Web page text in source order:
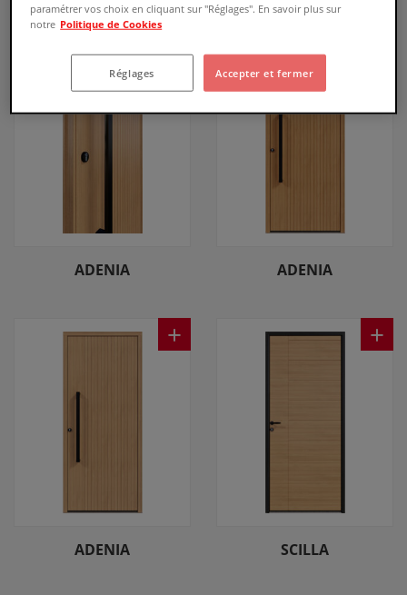
ADENIA
+
ADENIA
ADENIA
+
SCILLA
+
paramétrer vos choix en cliquant sur "Réglages". En savoir plus sur
notre Politique de Cookies
Accepter et fermer
Réglages